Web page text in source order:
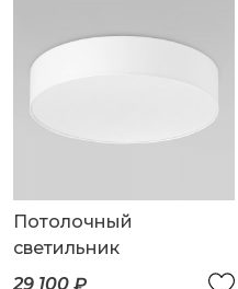
Потолочный
светильник
29 100 ₽